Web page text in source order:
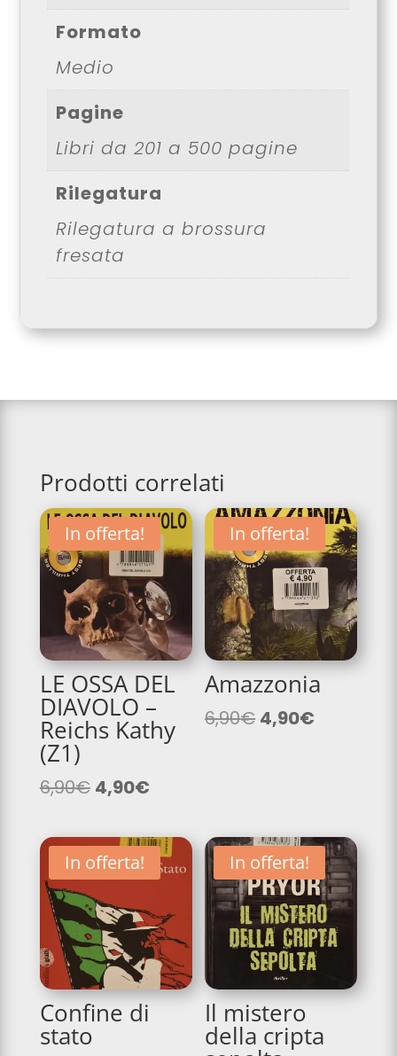
Formato
Medio
Pagine
Libri da 201 a 500 pagine
Rilegatura
Rilegatura a brossura
fresata
Prodotti correlati
In offerta!
LE OSSA DEL
DIAVOLO –
Reichs Kathy
(Z1)
6,90€ Il
originale
era:
6,90€.
4,90€Il
attuale
è:
4,90€.
In offerta!
Amazzonia
6,90€ Il
4,90€
In offerta!
Confine di
stato
In offerta!
Il mistero
della cripta